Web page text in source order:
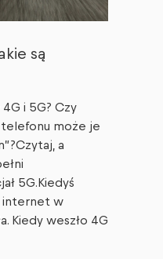
są
i 5G? Czy
może je
a
5G.Kiedyś
internet w
Kiedy weszło 4G